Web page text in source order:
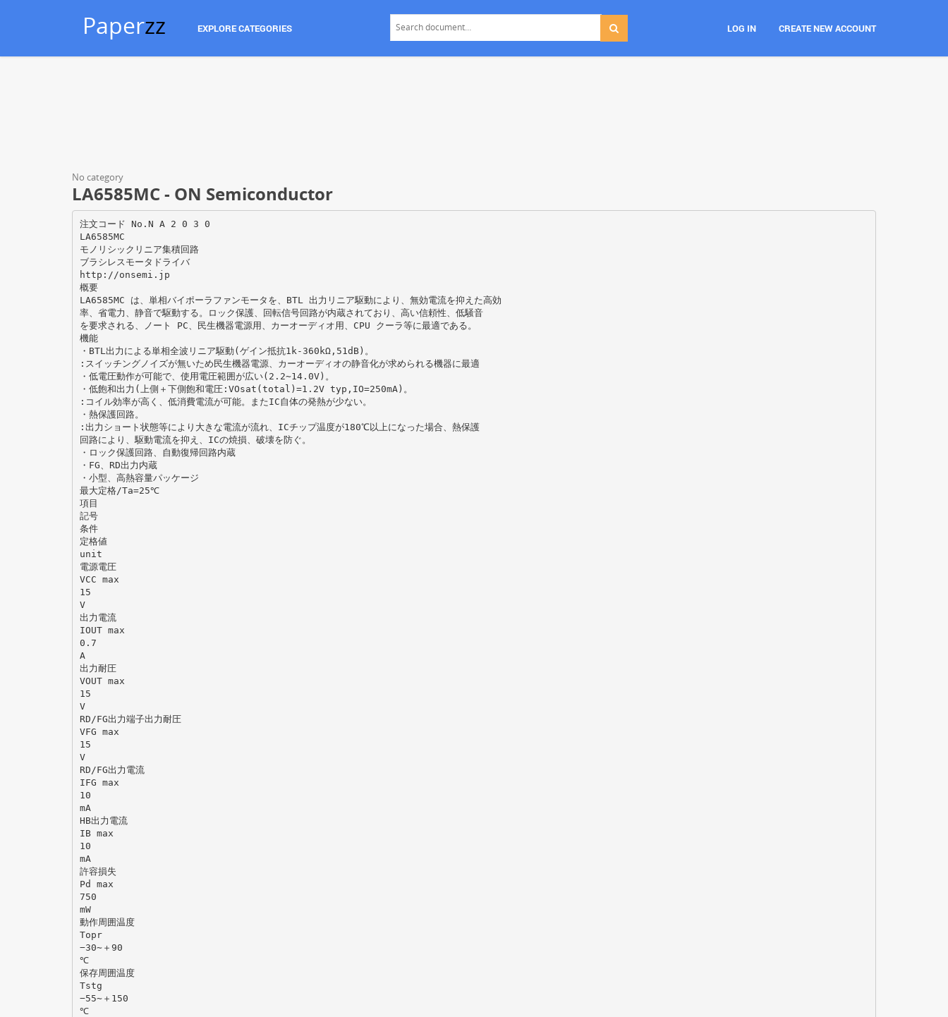
Paperzz EXPLORE CATEGORIES LOG IN CREATE NEW ACCOUNT
No category
LA6585MC - ON Semiconductor
注文コード No.N A 2 0 3 0
LA6585MC
モノリシックリニア集積回路
ブラシレスモータドライバ
http://onsemi.jp
概要
LA6585MC は、単相バイポーラファンモータを、BTL 出力リニア駆動により、無効電流を抑えた高効
率、省電力、静音で駆動する。ロック保護、回転信号回路が内蔵されており、高い信頼性、低騒音
を要求される、ノート PC、民生機器電源用、カーオーディオ用、CPU クーラ等に最適である。
機能
・BTL出力による単相全波リニア駆動(ゲイン抵抗1k-360kΩ,51dB)。
:スイッチングノイズが無いため民生機器電源、カーオーディオの静音化が求められる機器に最適
・低電圧動作が可能で、使用電圧範囲が広い(2.2∼14.0V)。
・低飽和出力(上側＋下側飽和電圧:VOsat(total)=1.2V typ,IO=250mA)。
:コイル効率が高く、低消費電流が可能。またIC自体の発熱が少ない。
・熱保護回路。
:出力ショート状態等により大きな電流が流れ、ICチップ温度が180℃以上になった場合、熱保護
回路により、駆動電流を抑え、ICの焼損、破壊を防ぐ。
・ロック保護回路、自動復帰回路内蔵
・FG、RD出力内蔵
・小型、高熱容量パッケージ
最大定格/Ta=25℃
項目
記号
条件
定格値
unit
電源電圧
VCC max
15
V
出力電流
IOUT max
0.7
A
出力耐圧
VOUT max
15
V
RD/FG出力端子出力耐圧
VFG max
15
V
RD/FG出力電流
IFG max
10
mA
HB出力電流
IB max
10
mA
許容損失
Pd max
750
mW
動作周囲温度
Topr
−30∼＋90
℃
保存周囲温度
Tstg
−55∼＋150
℃